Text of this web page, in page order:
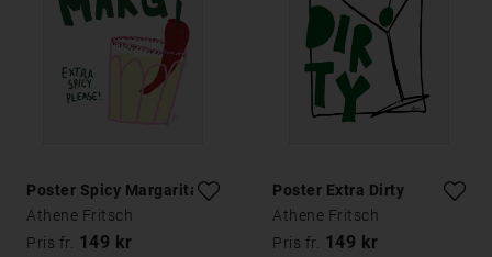
Poster Spicy Margarita
Athene Fritsch
Pris fr. 149 kr
Poster Extra Dirty
Athene Fritsch
Pris fr. 149 kr